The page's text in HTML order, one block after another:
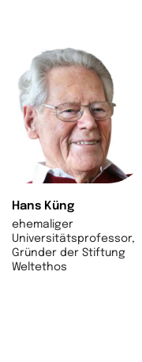
Hans Küng
ehemaliger
Universitätsprofessor,
Gründer der Stiftung
Weltethos